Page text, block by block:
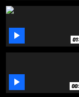

